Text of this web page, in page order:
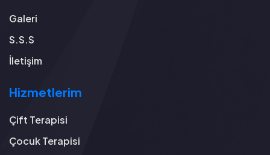
Galeri
S.S.S
İletişim
Hizmetlerim
Çift Terapisi
Çocuk Terapisi